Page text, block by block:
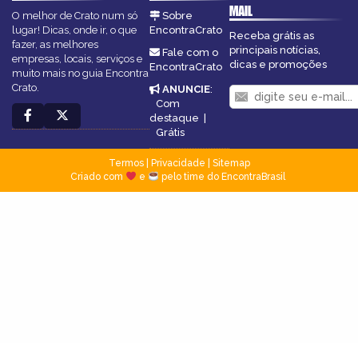
O melhor de Crato num só
lugar! Dicas, onde ir, o que
fazer, as melhores
empresas, locais, serviços e
muito mais no guia Encontra
Crato.
Sobre
EncontraCrato
Fale com o
EncontraCrato
ANUNCIE:
Com
destaque |
Grátis
MAIL
Receba grátis as
principais notícias,
dicas e promoções
Termos| Privacidade
Sitemap
Criado com
e pelo time do EncontraBrasil